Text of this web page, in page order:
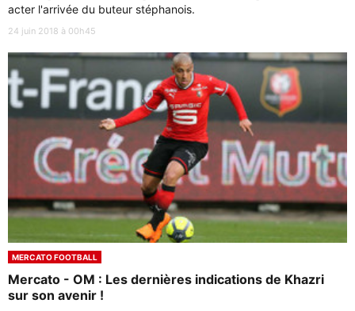
acter l'arrivée du buteur stéphanois.
24 juin 2018 à 00h45
MERCATO FOOTBALL
Mercato - OM : Les dernières indications de Khazri
sur son avenir !